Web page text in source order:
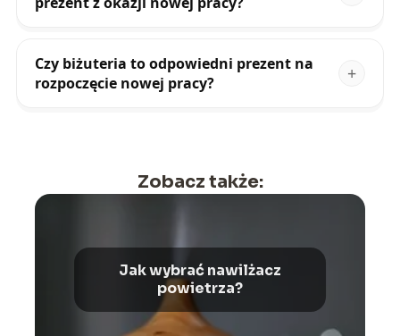
Czy biżuteria to odpowiedni prezent na
rozpoczęcie nowej pracy?
Zobacz także:
Jak wybrać nawilżacz
powietrza?